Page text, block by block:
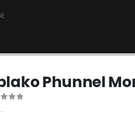
Phunnel